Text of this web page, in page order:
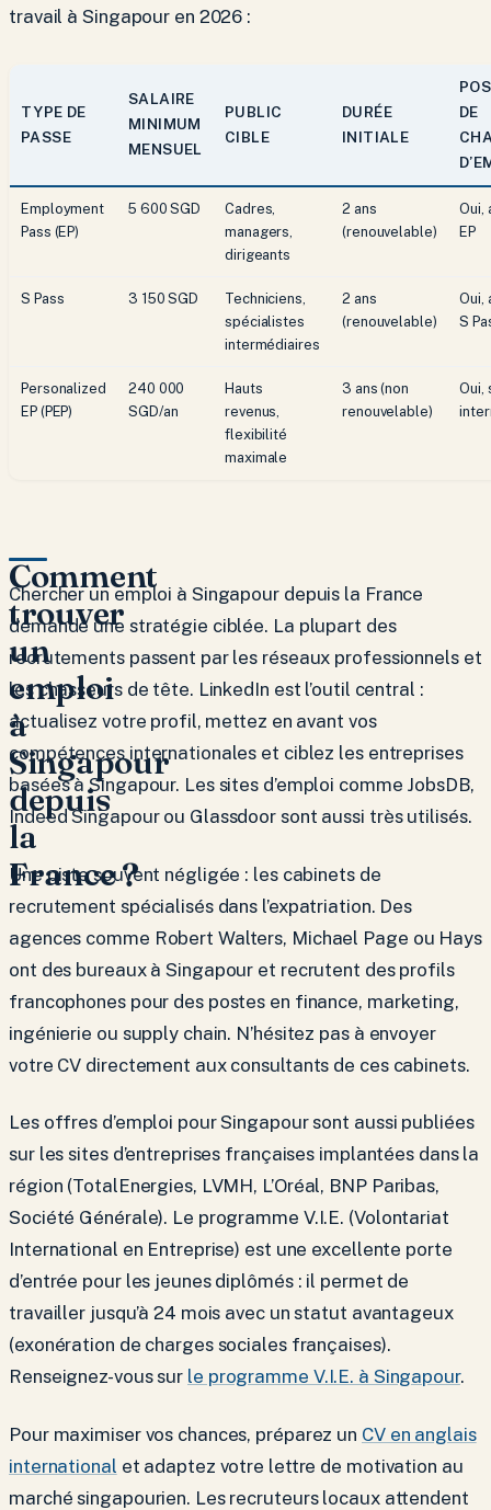
travail à Singapour en 2026 :
TYPE DE
PASSE
SALAIRE
MINIMUM
MENSUEL
PUBLIC
CIBLE
DURÉE
INITIALE
DE
Employment
Pass (EP)
5 600 SGD
Cadres,
managers,
dirigeants
2 ans
(renouvelable)
Oui,
EP
S Pass 3 150 SGD
Techniciens,
spécialistes
intermédiaires
2 ans
(renouvelable)
Oui,
S
Personalized
EP (PEP)
240 000
SGD/an
Hauts
revenus,
flexibilité
maximale
3 ans (non
renouvelable)
Oui,
Comment
trouver
un
emploi
à
Singapour
depuis
la
France ?
Chercher un emploi à Singapour depuis la France
demande une stratégie ciblée. La plupart des
recrutements passent par les réseaux professionnels et
les chasseurs de tête. LinkedIn est l’outil central :
actualisez votre profil, mettez en avant vos
compétences internationales et ciblez les entreprises
basées à Singapour. Les sites d’emploi comme JobsDB,
Indeed Singapour ou Glassdoor sont aussi très utilisés.
Une piste souvent négligée : les cabinets de
recrutement spécialisés dans l’expatriation. Des
agences comme Robert Walters, Michael Page ou Hays
ont des bureaux à Singapour et recrutent des profils
francophones pour des postes en finance, marketing,
ingénierie ou supply chain. N’hésitez pas à envoyer
votre CV directement aux consultants de ces cabinets.
Les offres d’emploi pour Singapour sont aussi publiées
sur les sites d’entreprises françaises implantées dans la
région (TotalEnergies, LVMH, L’Oréal, BNP Paribas,
Société Générale). Le programme V.I.E. (Volontariat
International en Entreprise) est une excellente porte
d’entrée pour les jeunes diplômés : il permet de
travailler jusqu’à 24 mois avec un statut avantageux
(exonération de charges sociales françaises).
Renseignez-vous sur le programme V.I.E. à Singapour.
Pour maximiser vos chances, préparez un CV en anglais
international et adaptez votre lettre de motivation au
marché singapourien. Les recruteurs locaux attendent